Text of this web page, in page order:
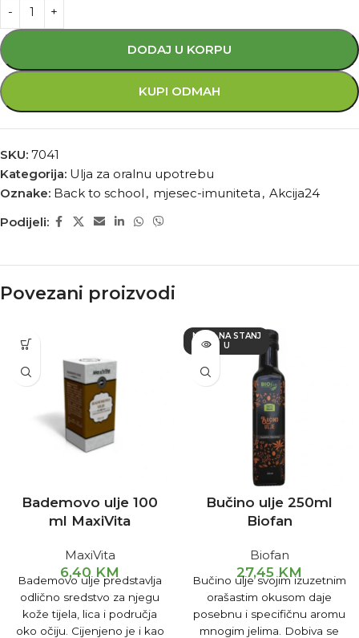
DODAJ U KORPU
KUPI ODMAH
SKU: 7041
Kategorija: Ulja za oralnu upotrebu
Oznake: Back to school , mjesec-imuniteta , Akcija24
Podijeli:
Povezani proizvodi
Bademovo ulje 100
ml MaxiVita
MaxiVita
6,40 KM
Bademovo ulje predstavlja
odlično sredstvo za njegu
kože tijela, lica i područja
oko očiju. Cijenjeno je i kao
NEMA NA STANJ
U
Bučino ulje 250ml
Biofan
Biofan
27,45KM
Bučino ulje svojim izuzetnim
orašastim okusom daje
posebnu i specifičnu aromu
mnogim jelima. Dobiva se